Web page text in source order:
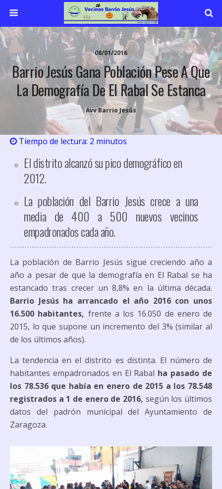
08/01/2016
Barrio Jesús Gana Población Pese A Que
La Demografía De El Rabal Se Estanca
Avv Barrio Jesús
Tiempo de lectura: 2 minutos
El distrito alcanzó su pico demográfico en
2012.
La población del Barrio Jesús crece a una
media de 400 a 500 nuevos vecinos
empadronados cada año.
La población de Barrio Jesús sigue creciendo año a
año a pesar de que la demografía en El Rabal se ha
estancado tras crecer un 8,8% en la última década.
Barrio Jesús ha arrancado el año 2016 con unos
16.500 habitantes, frente a los 16.050 de enero de
2015, lo que supone un incremento del 3% (similar al
de los últimos años).
La tendencia en el distrito es distinta. El número de
habitantes empadronados en El Rabal ha pasado de
los 78.536 que había en enero de 2015 a los 78.548
registrados a 1 de enero de 2016, según los últimos
datos del padrón municipal del Ayuntamiento de
Zaragoza.